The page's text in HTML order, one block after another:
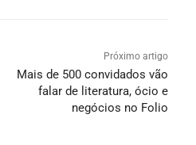
Próximo artigo
Mais de 500 convidados vão
falar de literatura, ócio e
negócios no Folio